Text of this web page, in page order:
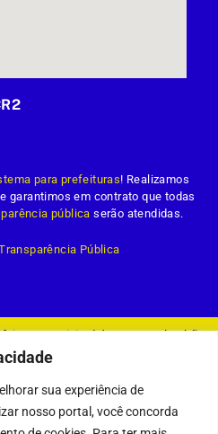
sua experiência de
nosso portal, você concorda
para prefeituras! Realizamos
garantimos em contrato que todas
pública serão atendidas.
Pública
Municipal da Demerval Lobão.